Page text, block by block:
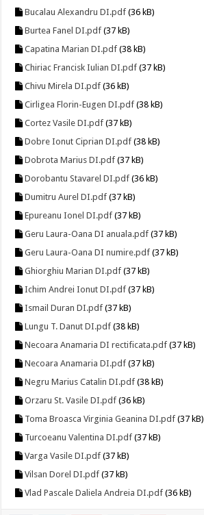
Bucalau Alexandru DI.pdf (36 kB)
Burtea Fanel DI.pdf (37 kB)
Capatina Marian DI.pdf (38 kB)
Chiriac Francisk Iulian DI.pdf (37 kB)
Chivu Mirela DI.pdf (36 kB)
Cirligea Florin-Eugen DI.pdf (38 kB)
Cortez Vasile DI.pdf (37 kB)
Dobre Ionut Ciprian DI.pdf (38 kB)
Dobrota Marius DI.pdf (37 kB)
Dorobantu Stavarel DI.pdf (36 kB)
Dumitru Aurel DI.pdf (37 kB)
Epureanu Ionel DI.pdf (37 kB)
Geru Laura-Oana DI anuala.pdf (37 kB)
Geru Laura-Oana DI numire.pdf (37 kB)
Ghiorghiu Marian DI.pdf (37 kB)
Ichim Andrei Ionut DI.pdf (37 kB)
Ismail Duran DI.pdf (37 kB)
Lungu T. Danut DI.pdf (38 kB)
Necoara Anamaria DI rectificata.pdf (37 kB)
Necoara Anamaria DI.pdf (37 kB)
Negru Marius Catalin DI.pdf (38 kB)
Orzaru St. Vasile DI.pdf (36 kB)
Toma Broasca Virginia Geanina DI.pdf (37 kB)
Turcoeanu Valentina DI.pdf (37 kB)
Varga Vasile DI.pdf (37 kB)
Vilsan Dorel DI.pdf (37 kB)
Vlad Pascale Daliela Andreia DI.pdf (36 kB)